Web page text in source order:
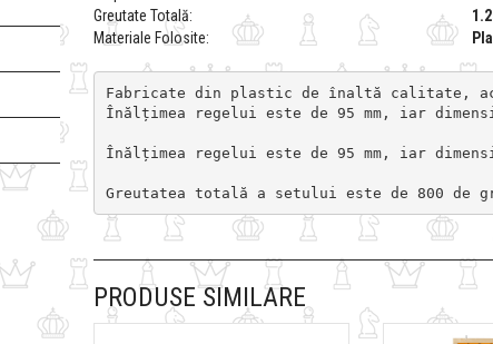
Greutate Totală:
Materiale Folosite:
Fabricate din plastic de înaltă calitate,
Înălțimea regelui este de 95 mm, iar
Înălțimea regelui este de 95 mm, iar
Greutatea totală a setului este de 800 de
PRODUSE SIMILARE